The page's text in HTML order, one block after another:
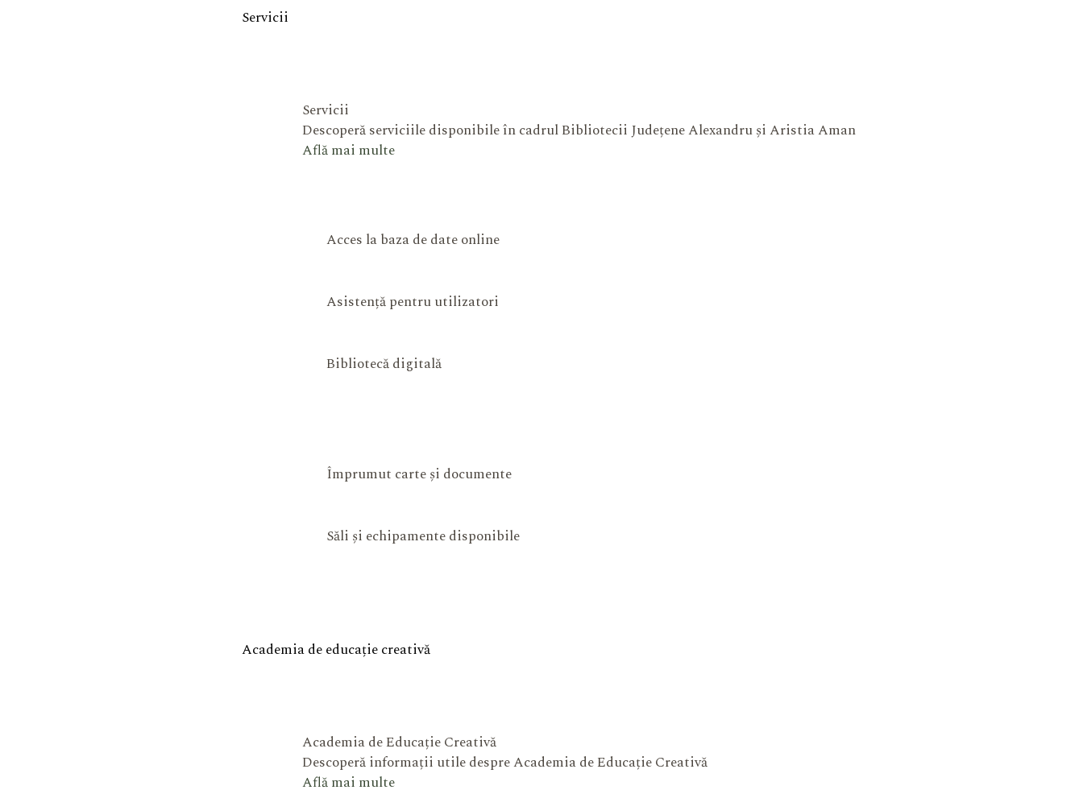
Servicii
Servicii
Descoperă serviciile disponibile în cadrul Bibliotecii Județene Alexandru și Aristia Aman
Află mai multe
Acces la baza de date online
Asistență pentru utilizatori
Bibliotecă digitală
Împrumut carte și documente
Săli și echipamente disponibile
Academia de educație creativă
Academia de Educație Creativă
Descoperă informații utile despre Academia de Educație Creativă
Află mai multe